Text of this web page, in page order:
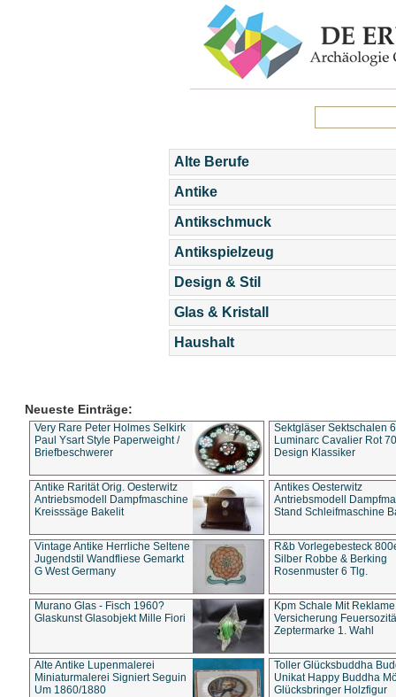
Alte Berufe
Antike
Antikschmuck
Antikspielzeug
Design & Stil
Glas & Kristall
Haushalt
Neueste Einträge:
Very Rare Peter Holmes Selkirk
Paul Ysart Style Paperweight /
Briefbeschwerer
Sektgläser Sektschalen
Luminarc Cavalier Rot
Design Klassiker
Antike Rarität Orig. Oesterwitz
Antriebsmodell Dampfmaschine
Kreisssäge Bakelit
Antikes Oesterwitz
Antriebsmodell
Stand Schleifmaschine
Vintage Antike Herrliche Seltene
Jugendstil Wandfliese Gemarkt
G West Germany
R&b Vorlegebesteck
Silber Robbe & Berking
Rosenmuster 6 Tlg.
Murano Glas - Fisch 1960?
Glaskunst Glasobjekt Mille Fiori
Kpm Schale Mit Reklame
Versicherung
Zeptermarke 1. Wahl
Alte Antike Lupenmalerei
Miniaturmalerei Signiert Seguin
Um 1860/1880
Toller Glücksbuddha
Unikat Happy Buddha
Glücksbringer Holzfigur